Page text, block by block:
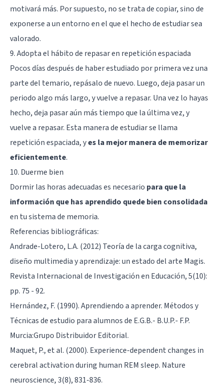
motivará más. Por supuesto, no se trata de copiar, sino de
exponerse a un entorno en el que el hecho de estudiar sea
valorado.
9. Adopta el hábito de repasar en repetición espaciada
Pocos días después de haber estudiado por primera vez una
parte del temario, repásalo de nuevo. Luego, deja pasar un
periodo algo más largo, y vuelve a repasar. Una vez lo hayas
hecho, deja pasar aún más tiempo que la última vez, y
vuelve a repasar. Esta manera de estudiar se llama
repetición espaciada, yes la mejor manera de memorizar
eficientemente.
10. Duerme bien
Dormir las horas adecuadas es necesario para que la
información que has aprendido quede bien consolidada
en tu sistema de memoria.
Referencias bibliográficas:
Andrade-Lotero, L.A. (2012) Teoría de la carga cognitiva,
diseño multimedia y aprendizaje: un estado del arte Magis.
Revista Internacional de Investigación en Educación, 5(10):
pp. 75 - 92.
Hernández, F. (1990). Aprendiendo a aprender. Métodos y
Técnicas de estudio para alumnos de E.G.B.- B.U.P.- F.P.
Murcia:Grupo Distribuidor Editorial.
Maquet, P., et al. (2000). Experience-dependent changes in
cerebral activation during human REM sleep. Nature
neuroscience, 3(8), 831-836.